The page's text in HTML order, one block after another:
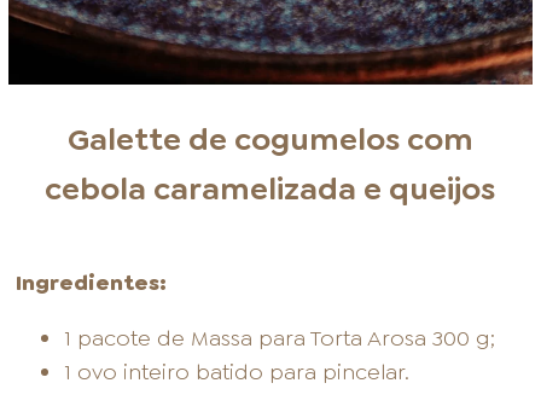
Galette de cogumelos com
cebola caramelizada e queijos
Ingredientes:
1 pacote de Massa para Torta Arosa 300 g;
1 ovo inteiro batido para pincelar.